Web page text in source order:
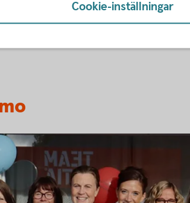
Cookie-inställningar